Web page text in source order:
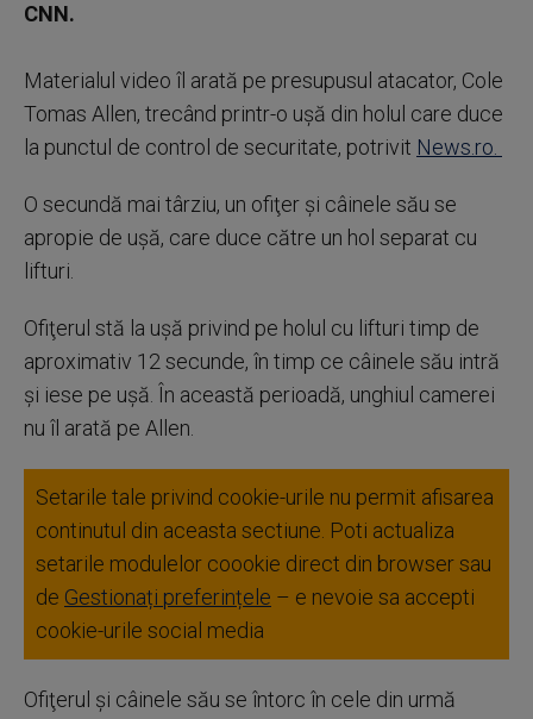
CNN.
Materialul video îl arată pe presupusul atacator, Cole
Tomas Allen, trecând printr-o uşă din holul care duce
la punctul de control de securitate, potrivit News.ro.
O secundă mai târziu, un ofiţer şi câinele său se
apropie de uşă, care duce către un hol separat cu
lifturi.
Ofiţerul stă la uşă privind pe holul cu lifturi timp de
aproximativ 12 secunde, în timp ce câinele său intră
şi iese pe uşă. În această perioadă, unghiul camerei
nu îl arată pe Allen.
Setarile tale privind cookie-urile nu permit afisarea
continutul din aceasta sectiune. Poti actualiza
setarile modulelor coookie direct din browser sau
de Gestionați preferințele – e nevoie sa accepti
cookie-urile social media
Ofiţerul şi câinele său se întorc în cele din urmă